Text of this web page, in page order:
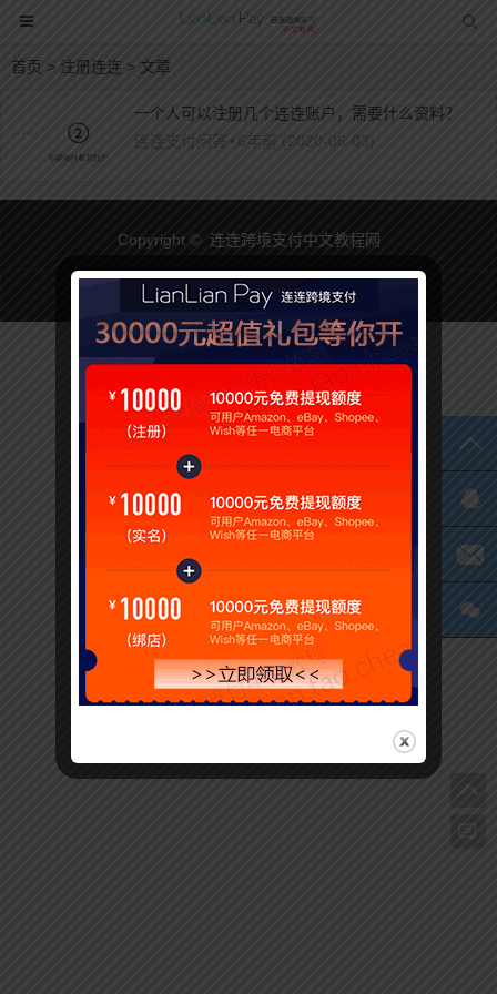
首页 > 注册连连 > 文章
一个人可以注册几个连连账户，需要什么资料？
连连支付问答 • 6年前 (2020-06-03)
Copyright © 连连跨境支付中文教程网
电
微